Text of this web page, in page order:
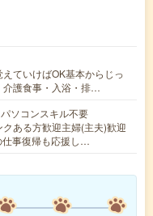
ていけばOK基本からじっ
介護食事・入浴・排…
ソコンスキル不要
ある方歓迎主婦(主夫)歓迎
仕事復帰も応援し…